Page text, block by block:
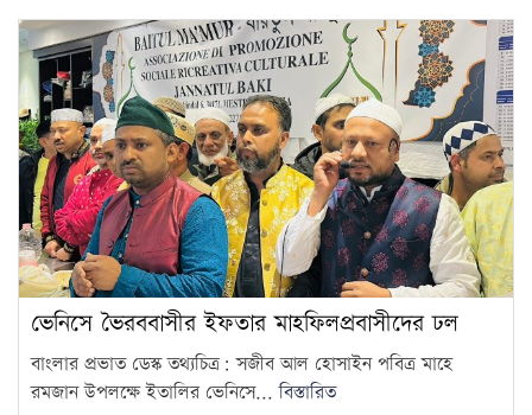
ভেনিসে ভৈরববাসীর ইফতার মাহফিলপ্রবাসীদের ঢল
বাংলার প্রভাত ডেস্ক তথ্যচিত্র: সজীব আল হোসাইন পবিত্র মাহে
রমজান উপলক্ষে ইতালির ভেনিসে...বিস্তারিত